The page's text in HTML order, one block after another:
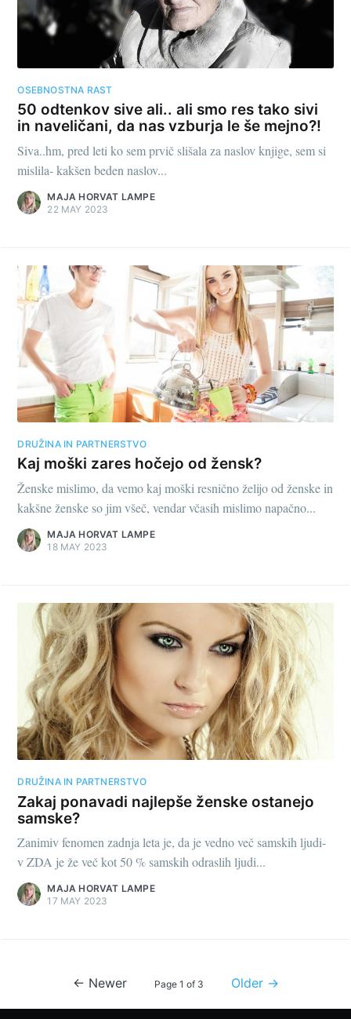
OSEBNOSTNA RAST
50 odtenkov sive ali.. ali smo res tako sivi
in naveličani, da nas vzburja le še mejno?!
Siva..hm, pred leti ko sem prvič slišala za naslov knjige, sem si
mislila- kakšen beden naslov...
MAJA HORVAT LAMPE
22 MAY 2023
DRUŽINA IN PARTNERSTVO
Kaj moški zares hočejo od žensk?
Ženske mislimo, da vemo kaj moški resnično želijo od ženske in
kakšne ženske so jim všeč, vendar včasih mislimo napačno...
MAJA HORVAT LAMPE
18 MAY 2023
DRUŽINA IN PARTNERSTVO
Zakaj ponavadi najlepše ženske ostanejo
samske?
Zanimiv fenomen zadnja leta je, da je vedno več samskih ljudi-
v ZDA je že več kot 50 % samskih odraslih ljudi...
MAJA HORVAT LAMPE
17 MAY 2023
← Newer Page 1 of 3 Older →